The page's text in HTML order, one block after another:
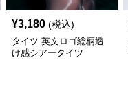
¥3,180 (税込)
タイツ 英文ロゴ総柄透
け感シアータイツ